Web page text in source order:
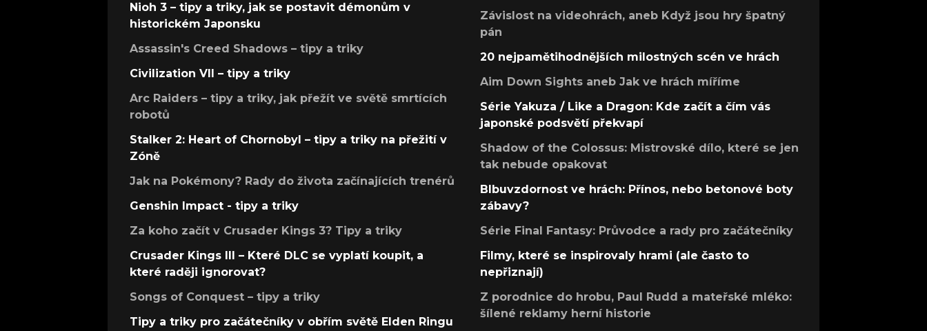
Nioh 3 – tipy a triky, jak se postavit démonům v
historickém Japonsku
Assassin's Creed Shadows – tipy a triky
Civilization VII – tipy a triky
Arc Raiders – tipy a triky, jak přežít ve světě smrtících
robotů
Stalker 2: Heart of Chornobyl – tipy a triky na přežití v
Zóně
Jak na Pokémony? Rady do života začínajících trenérů
Genshin Impact - tipy a triky
Za koho začít v Crusader Kings 3? Tipy a triky
Crusader Kings III – Které DLC se vyplatí koupit, a
které raději ignorovat?
Songs of Conquest – tipy a triky
Tipy a triky pro začátečníky v obřím světě Elden Ringu
Závislost na videohrách, aneb Když jsou hry špatný
pán
20 nejpamětihodnějších milostných scén ve hrách
Aim Down Sights aneb Jak ve hrách míříme
Série Yakuza / Like a Dragon: Kde začít a čím vás
japonské podsvětí překvapí
Shadow of the Colossus: Mistrovské dílo, které se jen
tak nebude opakovat
Blbuvzdornost ve hrách: Přínos, nebo betonové boty
zábavy?
Série Final Fantasy: Průvodce a rady pro začátečníky
Filmy, které se inspirovaly hrami (ale často to
nepřiznají)
Z porodnice do hrobu, Paul Rudd a mateřské mléko:
šílené reklamy herní historie